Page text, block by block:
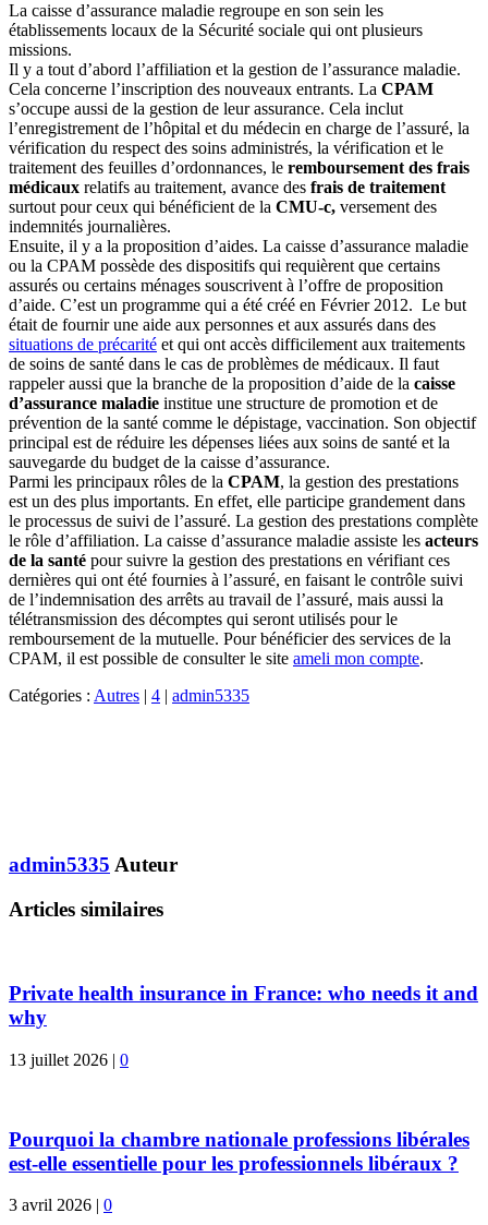
La caisse d’assurance maladie regroupe en son sein les
établissements locaux de la Sécurité sociale qui ont plusieurs
missions.
Il y a tout d’abord l’affiliation et la gestion de l’assurance maladie.
Cela concerne l’inscription des nouveaux entrants. La CPAM
s’occupe aussi de la gestion de leur assurance. Cela inclut
l’enregistrement de l’hôpital et du médecin en charge de l’assuré, la
vérification du respect des soins administrés, la vérification et le
traitement des feuilles d’ordonnances, le remboursement des frais
médicaux relatifs au traitement, avance des frais de traitement
surtout pour ceux qui bénéficient de la CMU-c, versement des
indemnités journalières.
Ensuite, il y a la proposition d’aides. La caisse d’assurance maladie
ou la CPAM possède des dispositifs qui requièrent que certains
assurés ou certains ménages souscrivent à l’offre de proposition
d’aide. C’est un programme qui a été créé en Février 2012. Le but
était de fournir une aide aux personnes et aux assurés dans des
situations de précarité et qui ont accès difficilement aux traitements
de soins de santé dans le cas de problèmes de médicaux. Il faut
rappeler aussi que la branche de la proposition d’aide de la caisse
d’assurance maladie institue une structure de promotion et de
prévention de la santé comme le dépistage, vaccination. Son objectif
principal est de réduire les dépenses liées aux soins de santé et la
sauvegarde du budget de la caisse d’assurance.
Parmi les principaux rôles de la CPAM, la gestion des prestations
est un des plus importants. En effet, elle participe grandement dans
le processus de suivi de l’assuré. La gestion des prestations complète
le rôle d’affiliation. La caisse d’assurance maladie assiste les acteurs
de la santé pour suivre la gestion des prestations en vérifiant ces
dernières qui ont été fournies à l’assuré, en faisant le contrôle suivi
de l’indemnisation des arrêts au travail de l’assuré, mais aussi la
télétransmission des décomptes qui seront utilisés pour le
remboursement de la mutuelle. Pour bénéficier des services de la
CPAM, il est possible de consulter le site ameli mon compte.
Catégories : Autres | 4 | admin5335
admin5335 Auteur
Articles similaires
Private health insurance in France: who needs it and
why
13 juillet 2026 | 0
Pourquoi la chambre nationale professions libérales
est-elle essentielle pour les professionnels libéraux ?
3 avril 2026 0